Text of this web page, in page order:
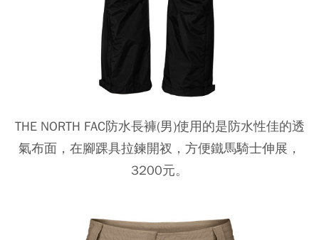
THE NORTH FAC防水長褲(男)使用的是防水性佳的透
氣布面，在腳踝具拉鍊開衩，方便鐵馬騎士伸展，
3200元。